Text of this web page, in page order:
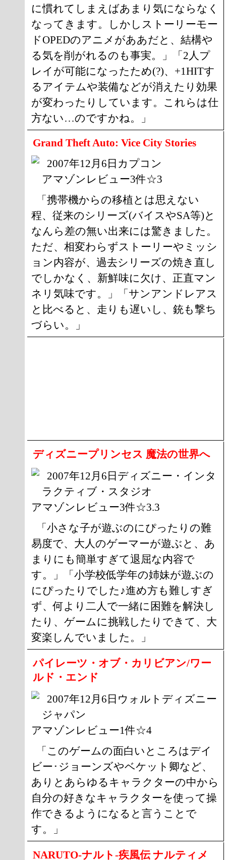
に慣れてしまえばあまり気にならなく
なってきます。しかしストーリーモー
ドOPEDのアニメがああだと、結構や
る気を削がれるのも事実。」「2人プ
レイが可能になったため(?)、+1HITす
るアイテムや装備などが消えたり効果
が変わったりしています。これらは仕
方ない…のですかね。」
Grand Theft Auto: Vice City Stories
2007年12月6日カプコン
アマゾンレビュー3件☆3
「携帯機からの移植とは思えない
程、従来のシリーズ(バイスやSA等)と
なんら差の無い出来には驚きました。
ただ、相変わらずストーリーやミッシ
ョン内容が、過去シリーズの焼き直し
でしかなく、新鮮味に欠け、正直マン
ネリ気味です。」「サンアンドレアス
と比べると、走りも遅いし、銃も撃ち
づらい。」
ディズニープリンセス 魔法の世界へ
2007年12月6日ディズニー・インタ
ラクティブ・スタジオ
アマゾンレビュー3件☆3.3
「小さな子が遊ぶのにぴったりの難
易度で、大人のゲーマーが遊ぶと、あ
まりにも簡単すぎて退屈な内容で
す。」「小学校低学年の姉妹が遊ぶの
にぴったりでした♪進め方も難しすぎ
ず、何より二人で一緒に困難を解決し
たり、ゲームに挑戦したりできて、大
変楽しんでいました。」
パイレーツ・オブ・カリビアン/ワー
ルド・エンド
2007年12月6日ウォルトディズニー
ジャパン
アマゾンレビュー1件☆4
「このゲームの面白いところはデイ
ビー･ジョーンズやベケット卿など、
ありとあらゆるキャラクターの中から
自分の好きなキャラクターを使って操
作できるようになると言うことで
す。」
NARUTO-ナルト-疾風伝 ナルティメ